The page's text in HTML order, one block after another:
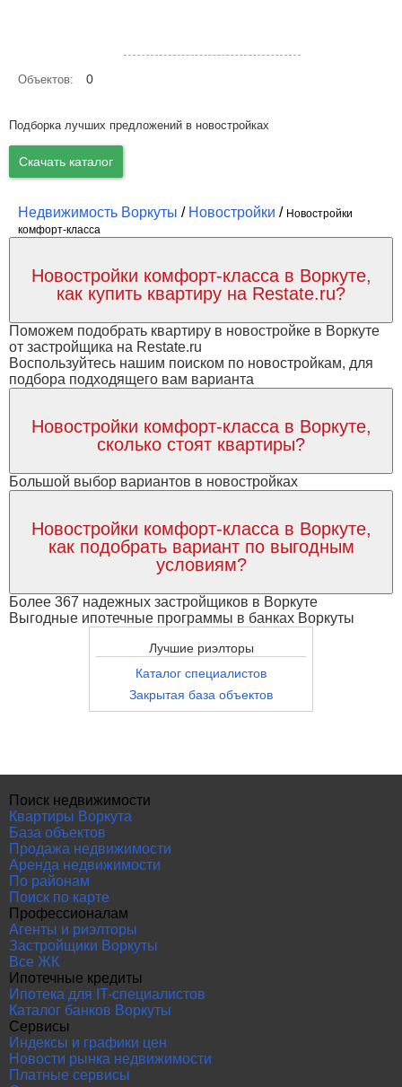
Объектов: 0
Подборка лучших предложений в новостройках
Скачать каталог
Недвижимость Воркуты / Новостройки / Новостройки
комфорт-класса
Новостройки комфорт-класса в Воркуте,
как купить квартиру на Restate.ru?
Поможем подобрать квартиру в новостройке в Воркуте
от застройщика на Restate.ru
Воспользуйтесь нашим поиском по новостройкам, для
подбора подходящего вам варианта
Новостройки комфорт-класса в Воркуте,
сколько стоят квартиры?
Большой выбор вариантов в новостройках
Новостройки комфорт-класса в Воркуте,
как подобрать вариант по выгодным
условиям?
Более 367 надежных застройщиков в Воркуте
Выгодные ипотечные программы в банках Воркуты
Лучшие риэлторы
Каталог специалистов
Закрытая база объектов
Поиск недвижимости
Квартиры Воркута
База объектов
Продажа недвижимости
Аренда недвижимости
По районам
Поиск по карте
Профессионалам
Агенты и риэлторы
Застройщики Воркуты
Все ЖК
Ипотечные кредиты
Ипотека для IT-специалистов
Каталог банков Воркуты
Сервисы
Индексы и графики цен
Новости рынка недвижимости
Платные сервисы